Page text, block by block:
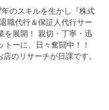
のスキルを生かし『株式
職代行＆保証人代行サー
を展開！ 親切・丁寧・迅
ーに、日々奮闘中！！
のリサーチが日課です。